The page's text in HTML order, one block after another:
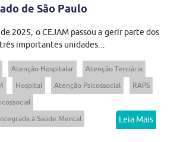
de São Paulo
2025, o CEJAM passou a gerir parte dos
importantes unidades...
Atenção Hospitalar
Atenção Terciária
Hospital Atenção Psicossocial
RAPS
à Saúde Mental
Leia Mais